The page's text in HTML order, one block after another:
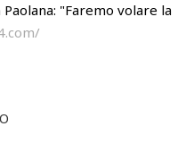
"Faremo volare la